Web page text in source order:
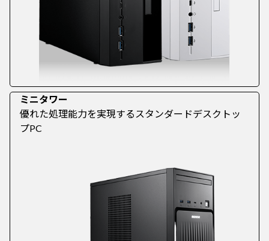
ミニタワー
優れた処理能力を実現するスタンダードデスクトッ
プPC